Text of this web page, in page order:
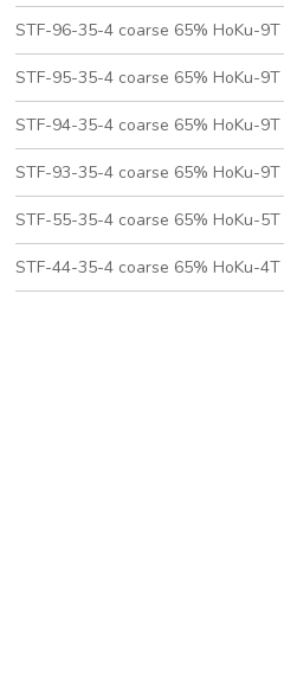
STF-96-35-4 coarse 65% HoKu-9T
STF-95-35-4 coarse 65% HoKu-9T
STF-94-35-4 coarse 65% HoKu-9T
STF-93-35-4 coarse 65% HoKu-9T
STF-55-35-4 coarse 65% HoKu-5T
STF-44-35-4 coarse 65% HoKu-4T